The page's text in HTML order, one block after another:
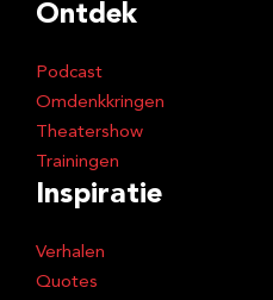
Ontdek
Podcast
Omdenkkringen
Theatershow
Trainingen
Inspiratie
Verhalen
Quotes